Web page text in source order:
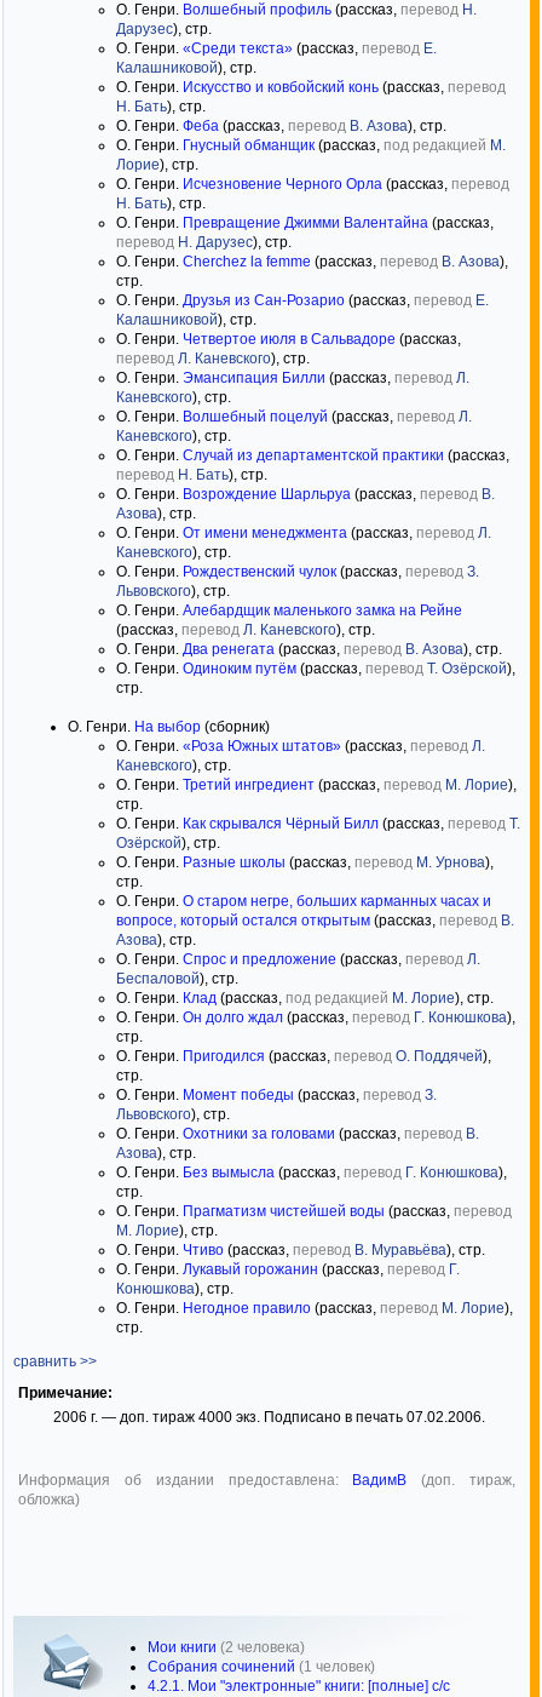
О. Генри. Волшебный профиль (рассказ, перевод Н.
Дарузес), стр.
О. Генри. «Среди текста» (рассказ, перевод Е.
Калашниковой), стр.
О. Генри. Искусство и ковбойский конь (рассказ, перевод
Н. Бать), стр.
О. Генри. Феба (рассказ, перевод В. Азова), стр.
О. Генри. Гнусный обманщик (рассказ, под редакцией М.
Лорие), стр.
О. Генри. Исчезновение Черного Орла (рассказ, перевод
Н. Бать), стр.
О. Генри. Превращение Джимми Валентайна (рассказ,
перевод Н. Дарузес), стр.
О. Генри. Cherchez la femme (рассказ, перевод В. Азова),
стр.
О. Генри. Друзья из Сан-Розарио (рассказ, перевод Е.
Калашниковой), стр.
О. Генри. Четвертое июля в Сальвадоре (рассказ,
перевод Л. Каневского), стр.
О. Генри. Эмансипация Билли (рассказ, перевод Л.
Каневского), стр.
О. Генри. Волшебный поцелуй (рассказ, перевод Л.
Каневского), стр.
О. Генри. Случай из департаментской практики (рассказ,
перевод Н. Бать), стр.
О. Генри. Возрождение Шарльруа (рассказ, перевод В.
Азова), стр.
О. Генри. От имени менеджмента (рассказ, перевод Л.
Каневского), стр.
О. Генри. Рождественский чулок (рассказ, перевод З.
Львовского), стр.
О. Генри. Алебардщик маленького замка на Рейне
(рассказ, перевод Л. Каневского), стр.
О. Генри. Два ренегата (рассказ, перевод В. Азова), стр.
О. Генри. Одиноким путём (рассказ, перевод Т. Озёрской),
стр.
О. Генри. На выбор (сборник)
О. Генри. «Роза Южных штатов» (рассказ, перевод Л.
Каневского), стр.
О. Генри. Третий ингредиент (рассказ, перевод М. Лорие),
стр.
О. Генри. Как скрывался Чёрный Билл (рассказ, перевод Т.
Озёрской), стр.
О. Генри. Разные школы (рассказ, перевод М. Урнова),
стр.
О. Генри. О старом негре, больших карманных часах и
вопросе, который остался открытым (рассказ, перевод В.
Азова), стр.
О. Генри. Спрос и предложение (рассказ, перевод Л.
Беспаловой), стр.
О. Генри. Клад (рассказ, под редакцией М. Лорие), стр.
О. Генри. Он долго ждал (рассказ, перевод Г. Конюшкова),
стр.
О. Генри. Пригодился (рассказ, перевод О. Поддячей),
стр.
О. Генри. Момент победы (рассказ, перевод З.
Львовского), стр.
О. Генри. Охотники за головами (рассказ, перевод В.
Азова), стр.
О. Генри. Без вымысла (рассказ, перевод Г. Конюшкова),
стр.
О. Генри. Прагматизм чистейшей воды (рассказ, перевод
М. Лорие), стр.
О. Генри. Чтиво (рассказ, перевод В. Муравьёва), стр.
О. Генри. Лукавый горожанин (рассказ, перевод Г.
Конюшкова), стр.
О. Генри. Негодное правило (рассказ, перевод М. Лорие),
стр.
сравнить >>
Примечание:
2006 г. — доп. тираж 4000 экз. Подписано в печать 07.02.2006.
Информация об издании предоставлена: ВадимВ (доп. тираж,
обложка)
Мои книги (2 человека)
Собрания сочинений (1 человек)
4.2.1. Мои "электронные" книги: [полные] с/с